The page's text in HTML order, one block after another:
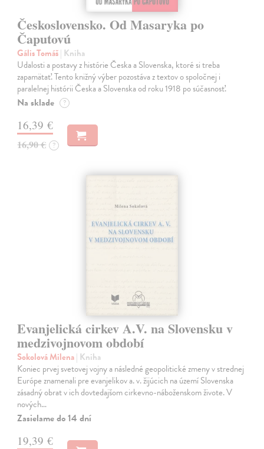
Československo. Od Masaryka po
Čaputovú
Gális Tomáš| Kniha
Udalosti a postavy z histórie Česka a Slovenska, ktoré si treba
zapamätať. Tento knižný výber pozostáva z textov o spoločnej i
paralelnej histórii Česka a Slovenska od roku 1918 po súčasnosť.
Na sklade ?
16,39 €
16,90 € ?
Evanjelická cirkev A.V. na Slovensku v
medzivojnovom období
Sokolová Milena| Kniha
Koniec prvej svetovej vojny a následné geopolitické zmeny v strednej
Európe znamenali pre evanjelikov a. v. žijúcich na území Slovenska
zásadný obrat v ich dovtedajšom cirkevno-náboženskom živote. V
nových…
Zasielame do 14 dní
19,39 €